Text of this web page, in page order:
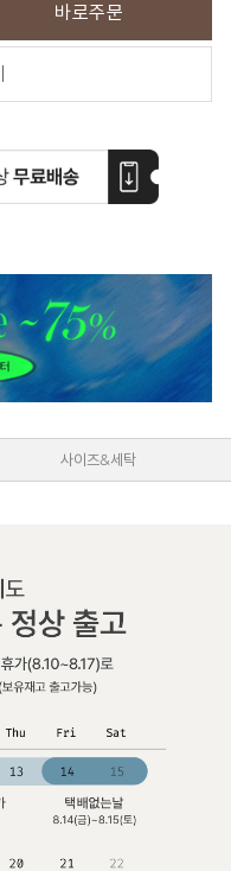
바로주문
사이즈&세탁